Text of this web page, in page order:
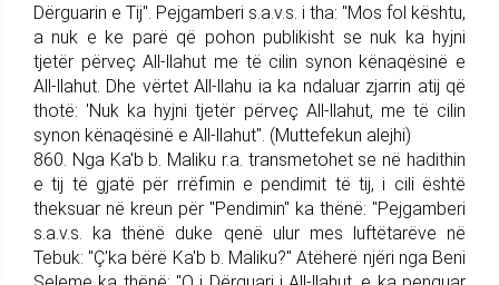
Dërguarin e Tij". Pej­gam­be­ri s.a.v.s. i tha: "Mos fol kështu,
a nuk e ke parë që pohon publikisht se nuk ka hyjni
tjetër për­veç All-llahut me të cilin synon kënaqësinë e
All-lla­hut. Dhe vërtet All-llahu ia ka ndaluar zjarrin atij që
thotë: 'Nuk ka hyjni tjetër përveç All-llahut, me të cilin
synon kënaqësinë e All-llahut". (Muttefekun alejhi)
860. Nga Ka'b b. Maliku r.a. trans­me­tohet se në hadithin
e tij të gjatë për rrëfimin e pendimit të tij, i cili është
theksuar në kreun për "Pendimin" ka thënë: "Pej­gam­be­ri
s.a.v.s. ka thënë duke qenë ulur mes luftëtarëve në
Tebuk: "Ç'ka bërë Ka'b b. Maliku?" Atëherë njëri nga Beni